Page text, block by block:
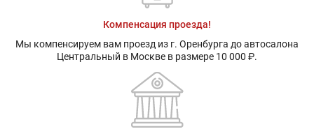
Компенсация проезда!
Мы компенсируем вам проезд из г. Оренбурга до автосалона
Центральный в Москве в размере 10 000 ₽.